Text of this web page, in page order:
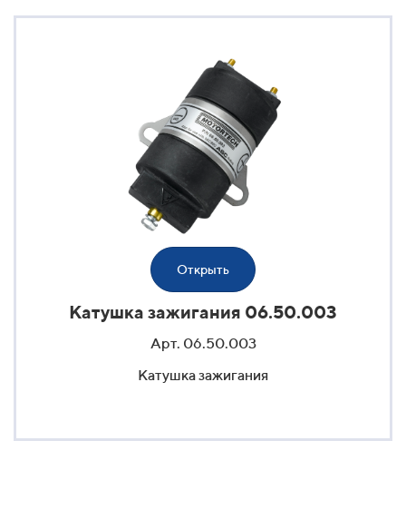
Открыть
Катушка зажигания 06.50.003
Арт. 06.50.003
Катушка зажигания